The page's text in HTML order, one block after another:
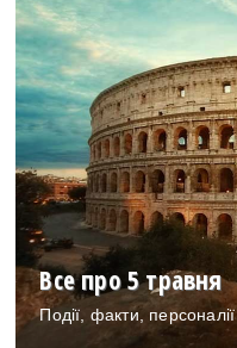
Все про 5 травня
Події, факти, персоналії